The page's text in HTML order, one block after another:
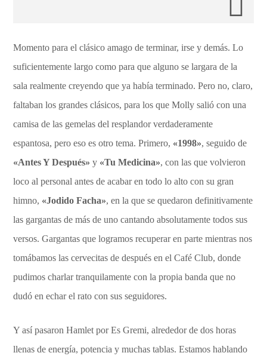
Momento para el clásico amago de terminar, irse y demás. Lo
suficientemente largo como para que alguno se largara de la
sala realmente creyendo que ya había terminado. Pero no, claro,
faltaban los grandes clásicos, para los que Molly salió con una
camisa de las gemelas del resplandor verdaderamente
espantosa, pero eso es otro tema. Primero, «1998», seguido de
«Antes Y Después» y «Tu Medicina», con las que volvieron
loco al personal antes de acabar en todo lo alto con su gran
himno, «Jodido Facha», en la que se quedaron definitivamente
las gargantas de más de uno cantando absolutamente todos sus
versos. Gargantas que logramos recuperar en parte mientras nos
tomábamos las cervecitas de después en el Café Club, donde
pudimos charlar tranquilamente con la propia banda que no
dudó en echar el rato con sus seguidores.
Y así pasaron Hamlet por Es Gremi, alrededor de dos horas
llenas de energía, potencia y muchas tablas. Estamos hablando